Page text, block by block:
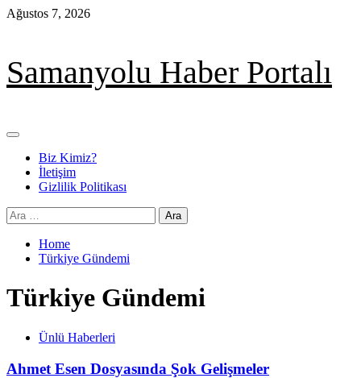
Skip
Ağustos 7, 2026
Samanyolu Haber Portalı
Primary
Biz Kimiz?
İletişim
Gizlilik Politikası
Arama:
Home
Türkiye Gündemi
Türkiye Gündemi
Ünlü Haberleri
Ahmet Esen Dosyasında Şok Gelişmeler